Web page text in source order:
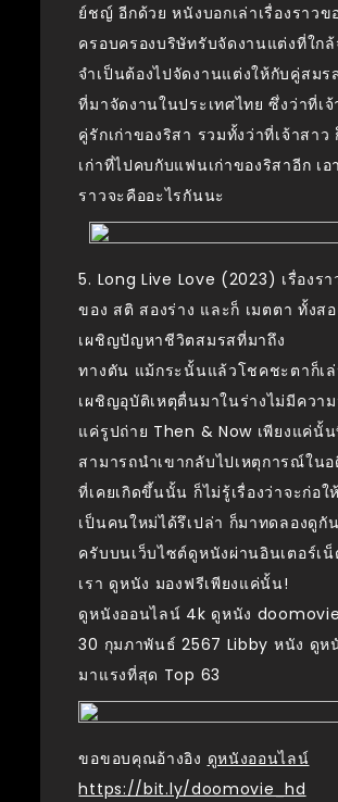
ย์ชญ์ อีกด้วย หนังบอกเล่าเรื่องราวข
ครอบครองบริษัทรับจัดงานแต่งที่ใกล้
จำเป็นต้องไปจัดงานแต่งให้กับคู่สม
ที่มาจัดงานในประเทศไทย ซึ่งว่าที่เ
คู่รักเก่าของริสา รวมทั้งว่าที่เจ้าสาว
เก่าที่ไปคบกับแฟนเก่าของริสาอีก เอ
ราวจะคืออะไรกันนะ
5. Long Live Love (2023) เรื่องร
ของ สติ สองร่าง และก็ เมตตา ทั้งสอ
เผชิญปัญหาชีวิตสมรสที่มาถึง
ทางตัน แม้กระนั้นแล้วโชคชะตาก็เ
เผชิญอุบัติเหตุตื่นมาในร่างไม่มีความ
แค่รูปถ่าย Then & Now เพียงแค่นั้
สามารถนำเขากลับไปเหตุการณ์ใน
ที่เคยเกิดขึ้นนั้น ก็ไม่รู้เรื่องว่าจะก่อใ
เป็นคนใหม่ได้รึเปล่า ก็มาทดลองดูกั
ครับบนเว็บไซต์ดูหนังผ่านอินเตอร์เ
เรา ดูหนัง มองฟรีเพียงแค่นั้น!
ดูหนังออนไลน์ 4k ดูหนัง
30 กุมภาพันธ์ 2567 Libby หนัง ดูห
มาแรงที่สุด Top 63
ขอขอบคุณอ้างอิง ดูหนังออนไลน์
https://bit.ly/doomovie_hd